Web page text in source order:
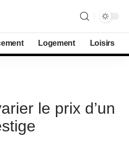
Logement Loisirs
le prix d’un